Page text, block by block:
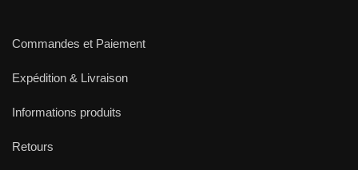
Commandes et Paiement
Expédition & Livraison
Informations produits
Retours